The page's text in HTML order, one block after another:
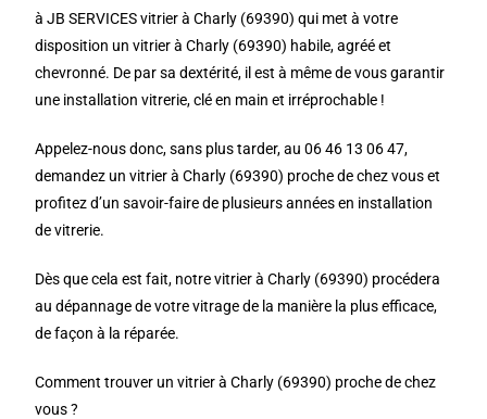
à JB SERVICES vitrier à Charly (69390) qui met à votre
disposition un vitrier à Charly (69390) habile, agréé et
chevronné. De par sa dextérité, il est à même de vous garantir
une installation vitrerie, clé en main et irréprochable !
Appelez-nous donc, sans plus tarder, au 06 46 13 06 47,
demandez un vitrier à Charly (69390) proche de chez vous et
profitez d’un savoir-faire de plusieurs années en installation
de vitrerie.
Dès que cela est fait, notre vitrier à Charly (69390) procédera
au dépannage de votre vitrage de la manière la plus efficace,
de façon à la réparée.
Comment trouver un vitrier à Charly (69390) proche de chez
vous ?